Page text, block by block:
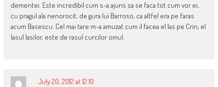
dementei. Este incredibil cum s-a ajuns sa se faca tot cum vor ei,
cu pragul ala nenorocit, de gura lui Barroso, ca altfel era pe faras
acum Basescu. Cel mai tare m-a amuzat cum il facea el las pe Crin, el
lasul lasilor, este de rasul curcilor omul.
July 20, 2012 at 12:10